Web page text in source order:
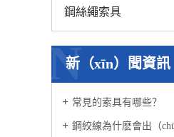
鋼絲繩索具
新（xīn）聞資訊
N
常見的索具有哪些？
鋼絞線為什麽會出（